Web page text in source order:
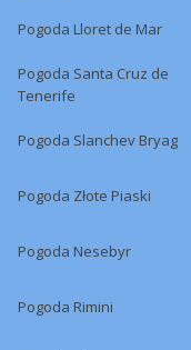
Pogoda Lloret de Mar
Pogoda Santa Cruz de
Tenerife
Pogoda Slanchev Bryag
Pogoda Złote Piaski
Pogoda Nesebyr
Pogoda Rimini